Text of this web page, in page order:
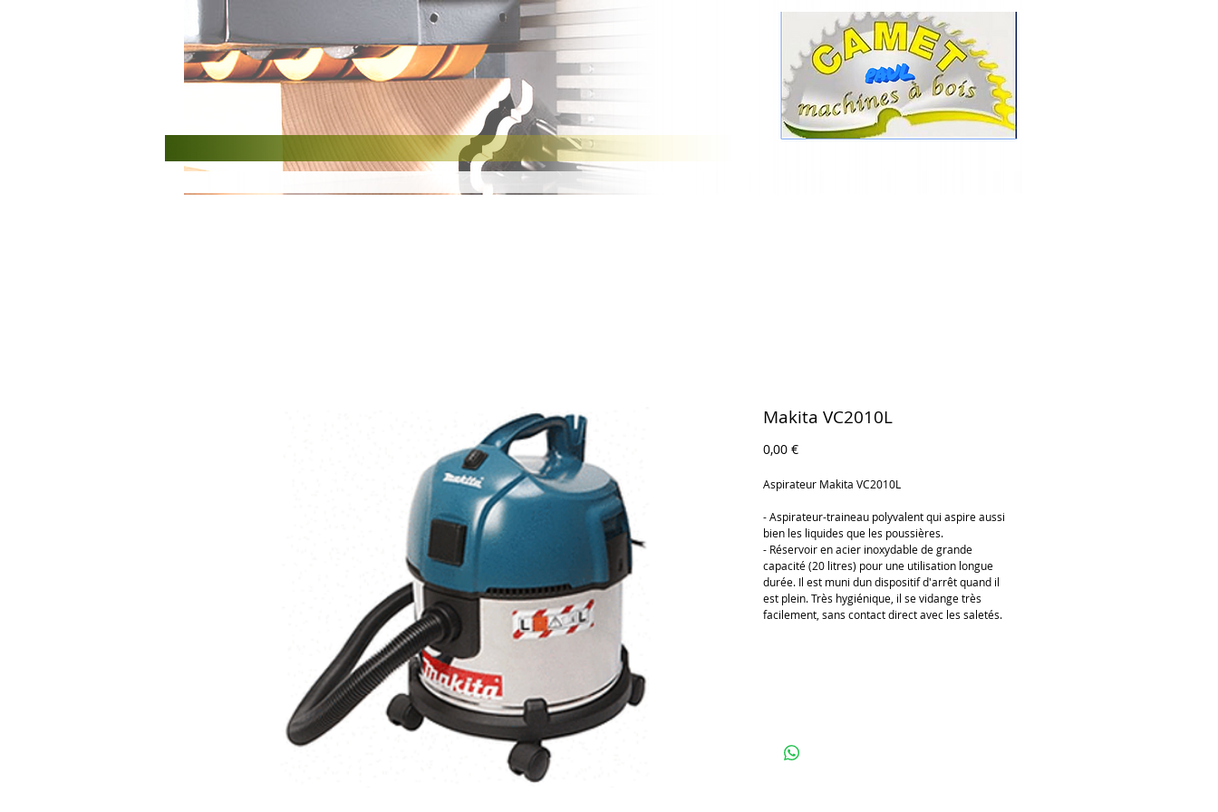
CAMET
Makita VC2010L
0,00 €Prix
Aspirateur Makita VC2010L
- Aspirateur-traineau polyvalent qui aspire aussi
bien les liquides que les poussières.
- Réservoir en acier inoxydable de grande
capacité (20 litres) pour une utilisation longue
durée. Il est muni dun dispositif d'arrêt quand il
est plein. Très hygiénique, il se vidange très
facilement, sans contact direct avec les saletés.